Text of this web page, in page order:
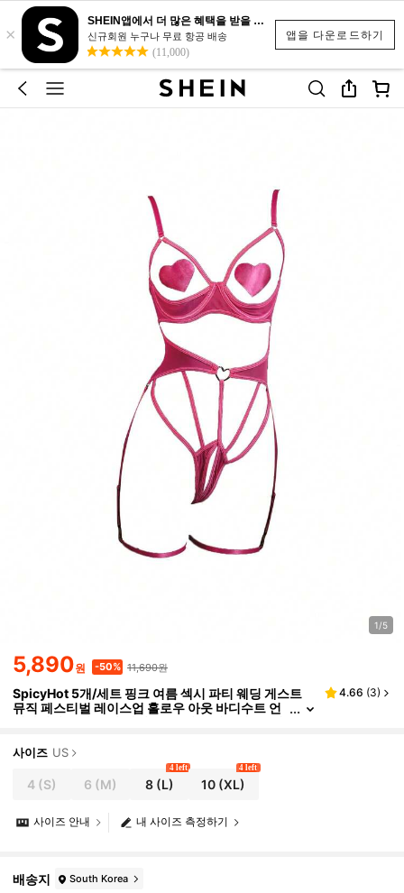
앱을 다운로드하기
×
SHEIN앱에서 더 많은 혜택을 받을 수 있어요.
신규회원 누구나 무료 항공 배송
(11,000)
1/5
5,890원 -50% 11,690원
SpicyHot 5개/세트 핑크 여름 섹시 파티 웨딩 게스트
뮤직 페스티벌 레이스업 홀로우 아웃 바디수트 언
4.66 (3)
사이즈 US
4 (S) 6 (M) 8(L)
4 left
10 (XL)
4 left
내 사이즈 측정하기
사이즈 안내
배송지 South Korea